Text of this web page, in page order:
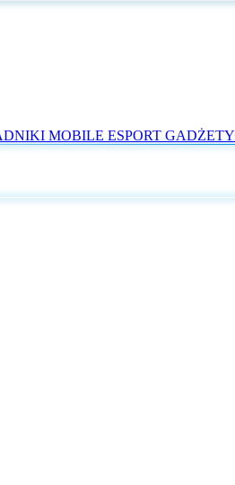
MOBILE ESPORT GADŻETY